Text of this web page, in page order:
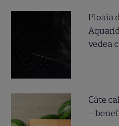
Ploaia
vedea
Câte
–